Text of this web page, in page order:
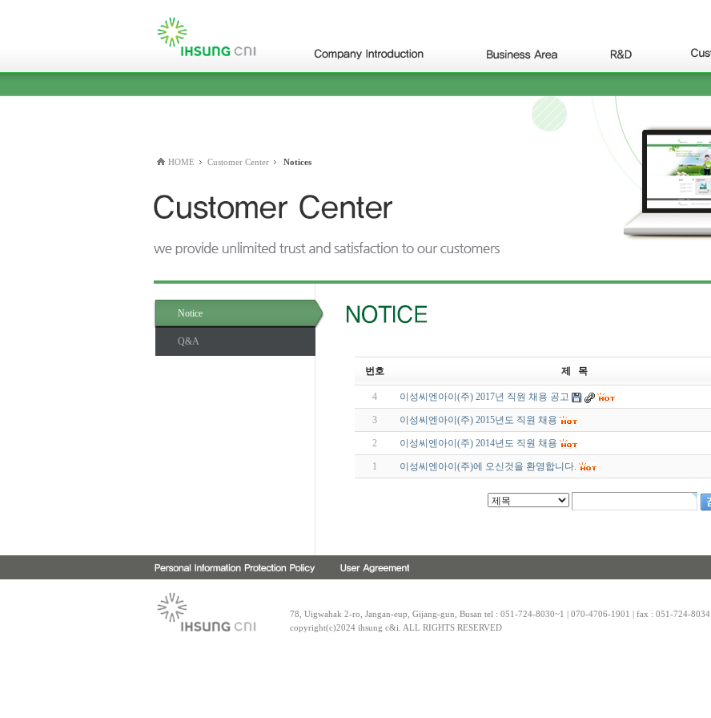
HOME Customer Center Notices
Notice
Q&A
번호
제 목
4 이성씨엔아이(주) 2017년 직원 채용 공고
3 이성씨엔아이(주) 2015년도 직원 채용
2 이성씨엔아이(주) 2014년도 직원 채용
1 이성씨엔아이(주)에 오신것을 환영합니다.
78, Uigwahak 2-ro, Jangan-eup, Gijang-gun, Busan tel : 051-724-8030~1 | 070-4706-1901 | fax : 051-724-8034
copyright(c)2024 ihsung c&i. ALL RIGHTS RESERVED